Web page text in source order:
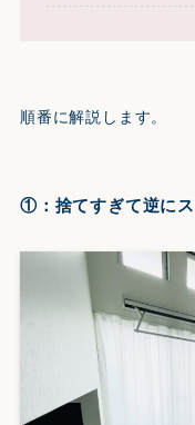
順番に解説します。
①：捨てすぎて逆に